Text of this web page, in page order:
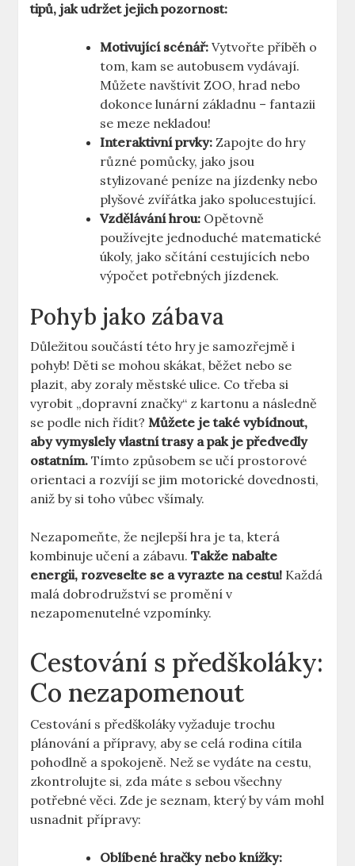
tipů, ‍jak udržet jejich pozornost:
Motivující ⁢scénář: Vytvořte​ příběh o
tom, kam ⁣se​ autobusem vydávají.
Můžete navštívit ZOO, ⁢hrad nebo
dokonce⁣ lunární základnu – fantazii
se meze nekladou!
Interaktivní prvky: Zapojte do hry
různé pomůcky, jako ⁤jsou
stylizované peníze ​na jízdenky nebo
plyšové ⁤zvířátka jako spolucestující.
Vzdělávání hrou: Opětovně
používejte ‌jednoduché ⁣matematické
úkoly,⁤ jako sčítání cestujících nebo
výpočet potřebných⁤ jízdenek.
Pohyb ​jako zábava
Důležitou součástí této hry ⁣je⁢ samozřejmě i
⁢pohyb!⁢ Děti ​se ⁣mohou skákat, běžet nebo se
plazit, aby‌ zoraly městské ulice.‌ Co třeba⁢ si
vyrobit „dopravní značky“ z kartonu a ⁣následně
se podle nich řídit?Můžete je také vybídnout,
aby vymyslely vlastní trasy a pak⁣ je ‍předvedly
ostatním. Tímto způsobem se učí prostorové
‍orientaci a rozvíjí se jim ⁣motorické dovednosti,
aniž by si toho⁤ vůbec všímaly.
Nezapomeňte, že nejlepší hra je ta, která
kombinuje učení ⁣a zábavu.Takže nabalte
energii, rozveselte⁢ se a vyrazte ⁤na cestu! Každá
malá dobrodružství se promění v
nezapomenutelné vzpomínky.
Cestování s předškoláky:
Co⁢ nezapomenout
Cestování s ‌předškoláky‌ vyžaduje⁤ trochu
plánování a přípravy, aby se⁤ celá ⁤rodina cítila ​
pohodlně a spokojeně. Než se⁤ vydáte na cestu,
zkontrolujte ⁢si, zda máte s sebou všechny
potřebné věci.⁢ Zde je‌ seznam, který by vám mohl
usnadnit přípravy:
Oblíbené hračky nebo⁣ knížky: